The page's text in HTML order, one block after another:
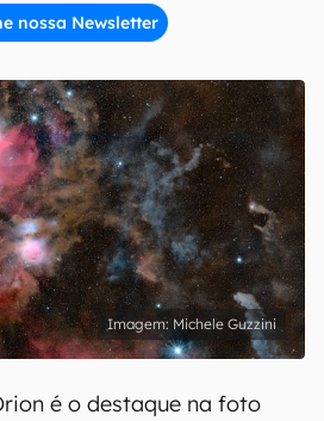
nossa Newsletter
e concordo com os Termos de
do Canaltech.
Michele Guzzini
é o destaque na foto